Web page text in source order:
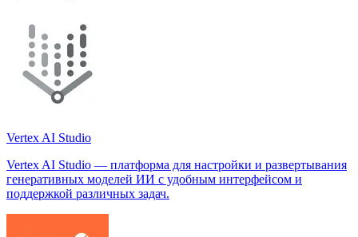
Vertex AI Studio
Vertex AI Studio — платформа для настройки и развертывания
генеративных моделей ИИ с удобным интерфейсом и
поддержкой различных задач.